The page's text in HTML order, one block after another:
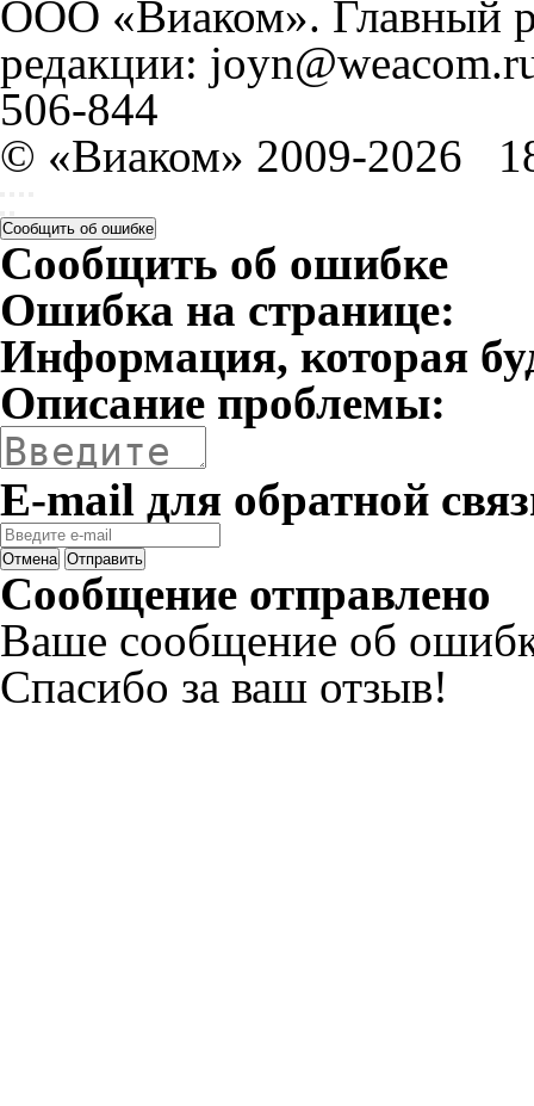
ООО «Виаком». Главный
редакции:
506-844
© «Виаком» 2009-2026
Сообщить об ошибке
Сообщить об ошибке
Ошибка на странице:
Информация, которая
Описание проблемы:
E-mail для обратной
Отмена Отправить
Сообщение отправлено
Ваше сообщение об
Спасибо за ваш отзыв!